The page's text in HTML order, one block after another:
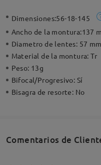
Dimensiones:56-18-145
Ancho de la montura:137
Diametro de lentes: 57 mm
Material de la montura:Tr
Peso: 13g
Bifocal/Progresivo: Sí
Bisagra de resorte: No
Comentarios de